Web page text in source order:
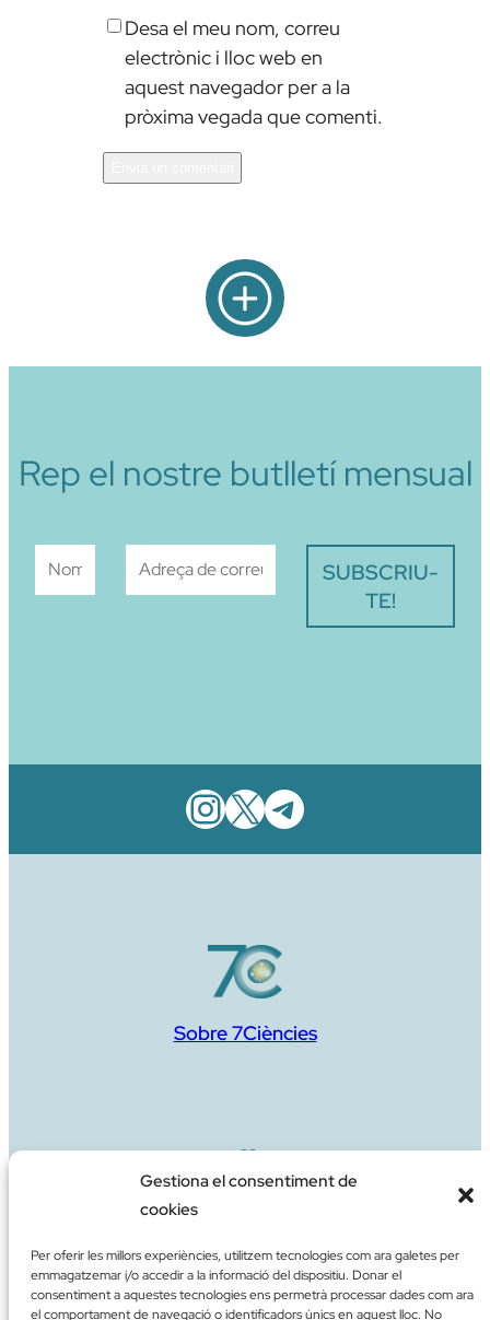
Gestiona el consentiment de
cookies
Per oferir les millors experiències, utilitzem tecnologies com ara galetes per
emmagatzemar i/o accedir a la informació del dispositiu. Donar el
consentiment a aquestes tecnologies ens permetrà processar dades com ara
el comportament de navegació o identificadors únics en aquest lloc. No
Desa el meu nom, correu
electrònic i lloc web en
aquest navegador per a la
pròxima vegada que comenti.
Rep el nostre butlletí mensual
Instagram
X Telegram
Sobre 7Ciències